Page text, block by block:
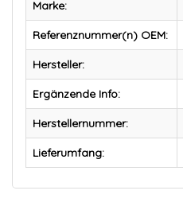
Marke:
Referenznummer(n) OEM:
Hersteller:
Ergänzende Info:
Herstellernummer:
Lieferumfang: